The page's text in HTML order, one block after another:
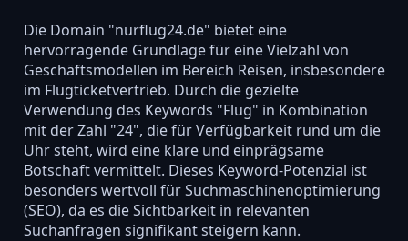
Die Domain "nurflug24.de" bietet eine
hervorragende Grundlage für eine Vielzahl von
Geschäftsmodellen im Bereich Reisen, insbesondere
im Flugticketvertrieb. Durch die gezielte
Verwendung des Keywords "Flug" in Kombination
mit der Zahl "24", die für Verfügbarkeit rund um die
Uhr steht, wird eine klare und einprägsame
Botschaft vermittelt. Dieses Keyword-Potenzial ist
besonders wertvoll für Suchmaschinenoptimierung
(SEO), da es die Sichtbarkeit in relevanten
Suchanfragen signifikant steigern kann.